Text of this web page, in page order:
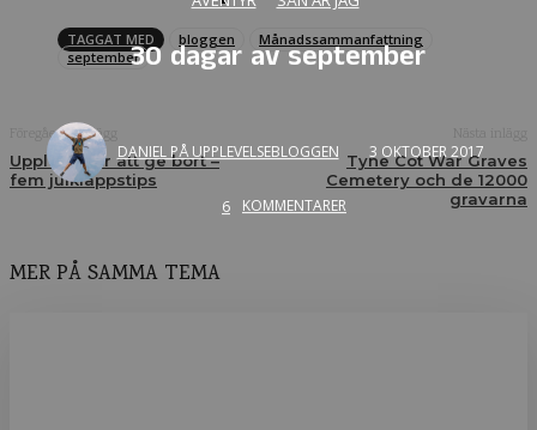
30 dagar av september
DANIEL PÅ UPPLEVELSEBLOGGEN 3 OKTOBER 2017
6 KOMMENTARER
TAGGAT MED bloggen
Månadssammanfattning
september
Föregående inlägg
Upplevelser att ge bort –
fem julklappstips
Tyne Cot War Graves
Cemetery och de 12000
gravarna
MER PÅ SAMMA TEMA